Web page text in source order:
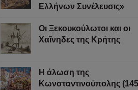
Ελλήνων Συνέλευσις»
Οι Ξεκουκούλωτοι και οι
Χαΐνηδες της Κρήτης
Η άλωση της
Κωνσταντινούπολης